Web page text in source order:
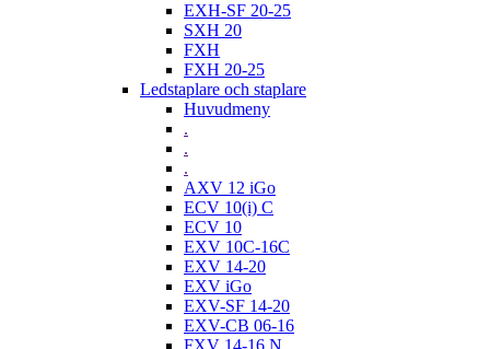
EXH-SF 20-25
SXH 20
FXH
FXH 20-25
Ledstaplare och staplare
Huvudmeny
.
.
.
AXV 12 iGo
ECV 10(i) C
ECV 10
EXV 10C-16C
EXV 14-20
EXV iGo
EXV-SF 14-20
EXV-CB 06-16
FXV 14-16 N